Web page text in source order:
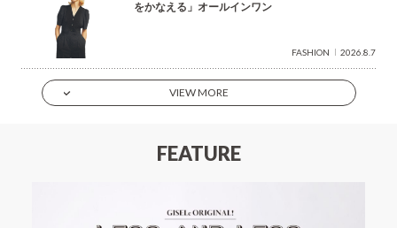
をかなえる」オールインワン
FASHION 2026.8.7
VIEW MORE
FEATURE